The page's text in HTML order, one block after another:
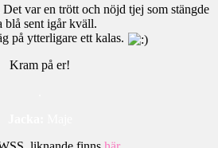
var en trött och nöjd tjej som stängde
blå sent igår kväll.
på ytterligare ett kalas.
Kram på er!